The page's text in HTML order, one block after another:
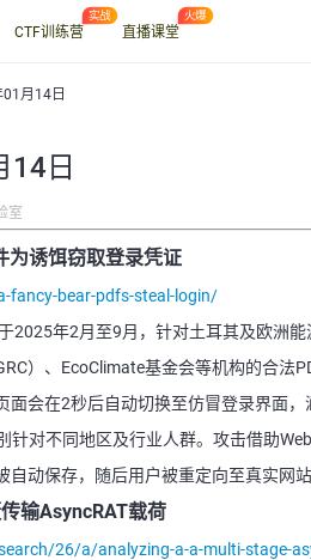
CTF训练营 直播课堂
月14日
14日
室
为诱饵窃取登录凭证
fancy-bear-pdfs-steal-login/
2025年2月至9月，针对土耳其及欧洲
）、EcoClimate基金会等机构的合法
会在2秒后自动切换至仿冒登录界面，
针对不同地区及行业人群。攻击借助
动保存，随后用户被重定向至真实网站
输AsyncRAT载荷
26/a/analyzing-a-a-multi-stage-